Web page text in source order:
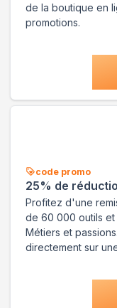
de la boutique en
promotions.
code promo
25% de
Profitez d'une
de 60 000 outils et
Métiers et
directement sur